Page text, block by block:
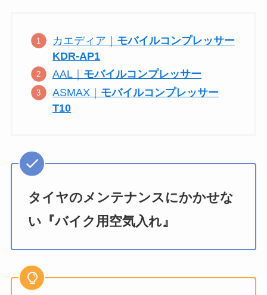
カエディア｜ モバイルコンプレッサー
KDR-AP1
AAL｜ モバイルコンプレッサー
ASMAX｜ モバイルコンプレッサー
T10
タイヤのメンテナンスにかかせな
い『バイク用空気入れ』